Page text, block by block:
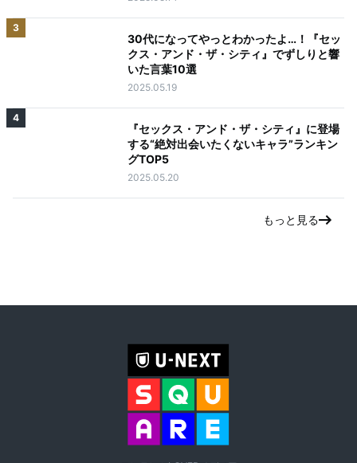
3
30代になってやっとわかったよ…！『セッ
クス・アンド・ザ・シティ』でずしりと響
いた言葉10選
2025.05.19
4
『セックス・アンド・ザ・シティ』に登場
する“絶対出会いたくないキャラ”ランキン
グTOP5
2025.05.20
もっと見る